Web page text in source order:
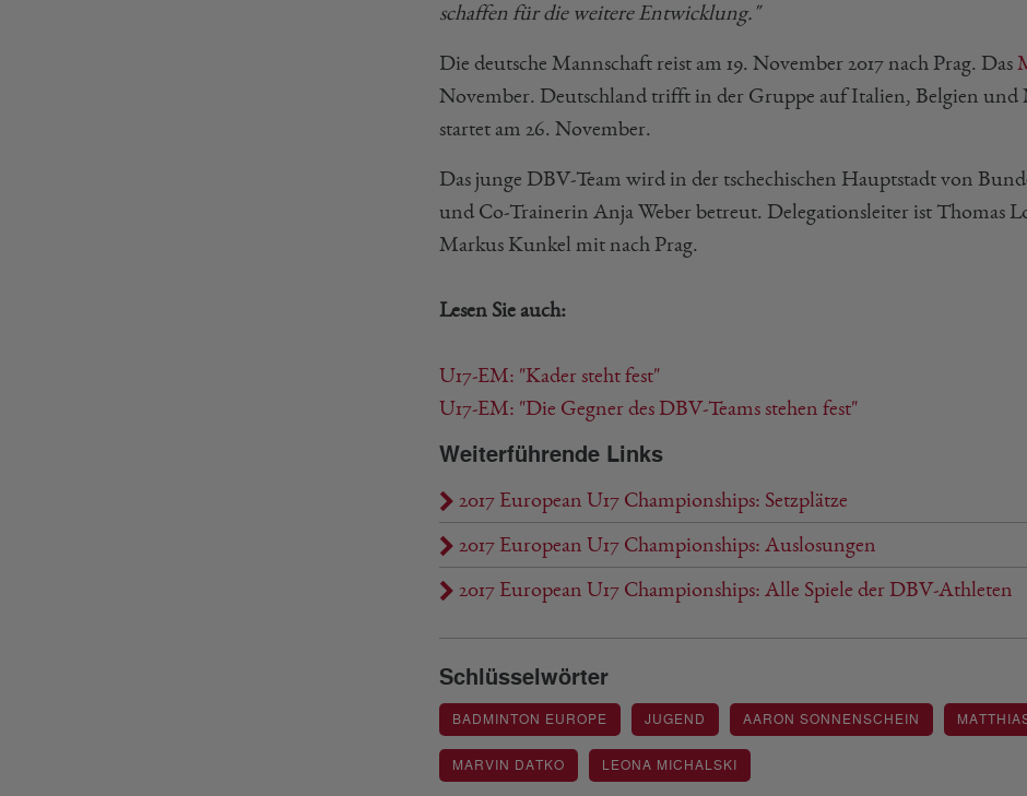
schaffen für die weitere Entwicklung."
Die deutsche Mannschaft reist am 19. November 2017 nach Prag. Das
November. Deutschland trifft in der Gruppe auf Italien, Belgien
startet am 26. November.
Das junge DBV-Team wird in der tschechischen Hauptstadt von
und Co-Trainerin Anja Weber betreut. Delegationsleiter ist Thomas
Markus Kunkel mit nach Prag.
Lesen Sie auch:
U17-EM: "Kader steht fest"
U17-EM: "Die Gegner des DBV-Teams stehen fest"
Weiterführende Links
2017 European U17 Championships: Setzplätze
2017 European U17 Championships: Auslosungen
2017 European U17 Championships: Alle Spiele der DBV-Athleten
Schlüsselwörter
BADMINTON EUROPE JUGEND AARON SONNENSCHEIN
MARVIN DATKO LEONA MICHALSKI